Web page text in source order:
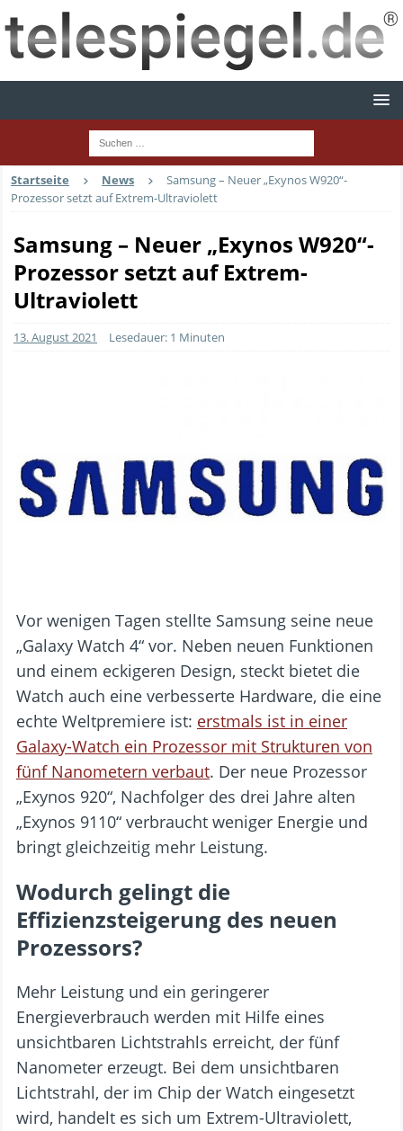
Startseite News
Samsung – Neuer „Exynos W920“-
Prozessor setzt auf Extrem-Ultraviolett
Samsung – Neuer „Exynos W920“-
Prozessor setzt auf Extrem-
Ultraviolett
13. August 2021 Lesedauer: 1 Minuten
Vor wenigen Tagen stellte Samsung seine neue
„Galaxy Watch 4“ vor. Neben neuen Funktionen
und einem eckigeren Design, steckt bietet die
Watch auch eine verbesserte Hardware, die eine
echte Weltpremiere ist: erstmals ist in einer
Galaxy-Watch ein Prozessor mit Strukturen von
fünf Nanometern verbaut. Der neue Prozessor
„Exynos 920“, Nachfolger des drei Jahre alten
„Exynos 9110“ verbraucht weniger Energie und
bringt gleichzeitig mehr Leistung.
Wodurch gelingt die
Effizienzsteigerung des neuen
Prozessors?
Mehr Leistung und ein geringerer
Energieverbrauch werden mit Hilfe eines
unsichtbaren Lichtstrahls erreicht, der fünf
Nanometer erzeugt. Bei dem unsichtbaren
Lichtstrahl, der im Chip der Watch eingesetzt
wird, handelt es sich um Extrem-Ultraviolett,